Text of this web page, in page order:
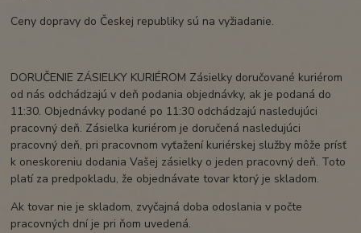
Ceny dopravy do Českej republiky sú na vyžiadanie.
DORUČENIE ZÁSIELKY KURIÉROM Zásielky doručované kuriérom
od nás odchádzajú v deň podania objednávky, ak je podaná do
11:30. Objednávky podané po 11:30 odchádzajú nasledujúci
pracovný deň. Zásielka kuriérom je doručená nasledujúci
pracovný deň, pri pracovnom vyťažení kuriérskej služby môže prísť
k oneskoreniu dodania Vašej zásielky o jeden pracovný deň. Toto
platí za predpokladu, že objednávate tovar ktorý je skladom.
Ak tovar nie je skladom, zvyčajná doba odoslania v počte
pracovných dní je pri ňom uvedená.